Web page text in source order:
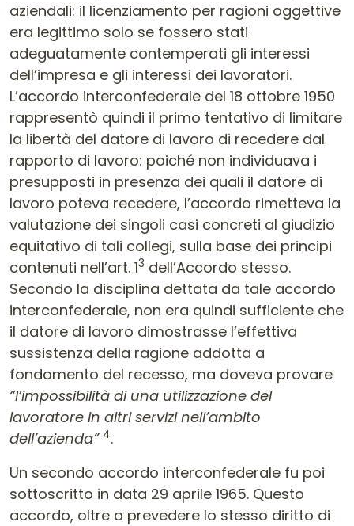
aziendali: il licenziamento per ragioni oggettive
era legittimo solo se fossero stati
adeguatamente contemperati gli interessi
dell’impresa e gli interessi dei lavoratori.
L’accordo interconfederale del 18 ottobre 1950
rappresentò quindi il primo tentativo di limitare
la libertà del datore di lavoro di recedere dal
rapporto di lavoro: poiché non individuava i
presupposti in presenza dei quali il datore di
lavoro poteva recedere, l’accordo rimetteva la
valutazione dei singoli casi concreti al giudizio
equitativo di tali collegi, sulla base dei principi
contenuti nell’art. 13 dell’Accordo stesso.
Secondo la disciplina dettata da tale accordo
interconfederale, non era quindi sufficiente che
il datore di lavoro dimostrasse l’effettiva
sussistenza della ragione addotta a
fondamento del recesso, ma doveva provare
“l’impossibilità di una utilizzazione del
lavoratore in altri servizi nell’ambito
dell’azienda” 4.
Un secondo accordo interconfederale fu poi
sottoscritto in data 29 aprile 1965. Questo
accordo, oltre a prevedere lo stesso diritto di